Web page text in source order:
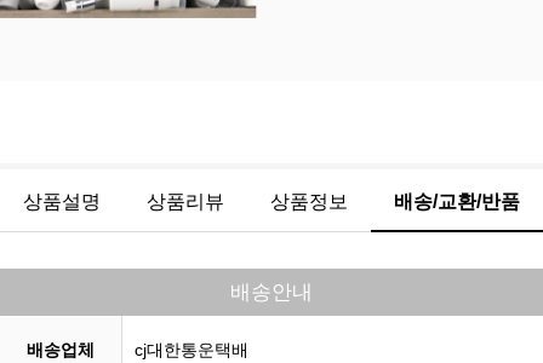
상품설명 상품리뷰 상품정보 배송/교환/반품
배송안내
배송업체 cj대한통운택배